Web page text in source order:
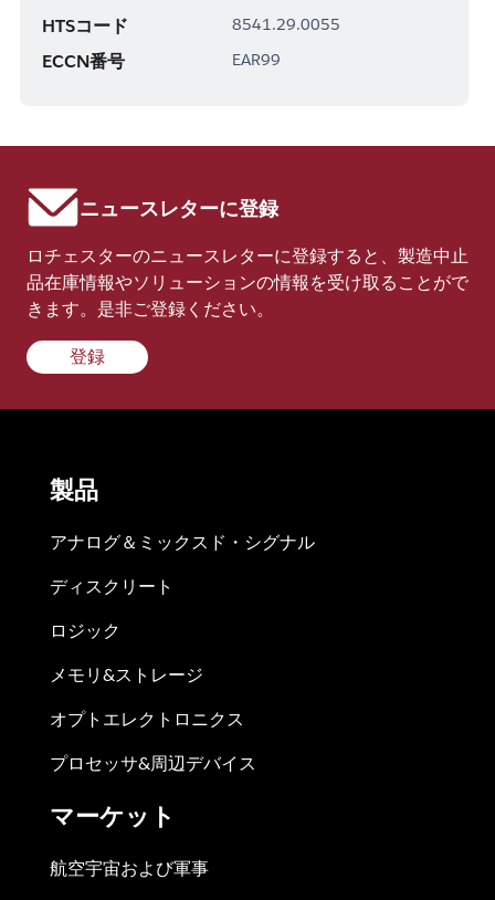
HTSコード 8541.29.0055
ECCN番号 EAR99
ニュースレターに登録
ロチェスターのニュースレターに登録すると、製造中止
品在庫情報やソリューションの情報を受け取ることがで
きます。是非ご登録ください。
登録
製品
アナログ＆ミックスド・シグナル
ディスクリート
ロジック
メモリ&ストレージ
オプトエレクトロニクス
プロセッサ&周辺デバイス
マーケット
航空宇宙および軍事